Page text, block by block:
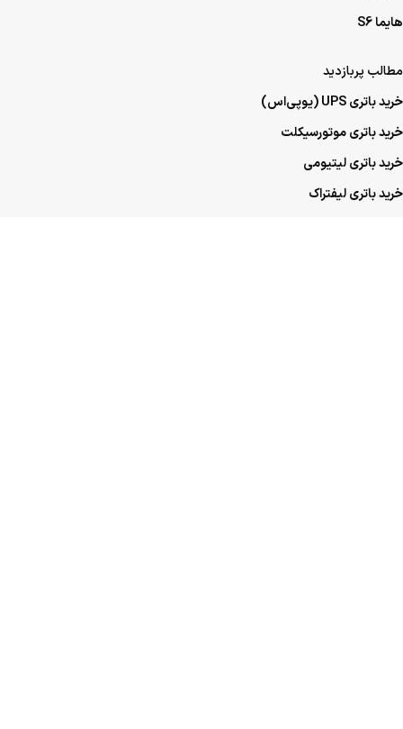
هایما S6
مطالب پربازدید
خرید باتری UPS (یو‌پی‌اس)
خرید باتری موتورسیکلت
خرید باتری لیتیومی
خرید باتری لیفتراک